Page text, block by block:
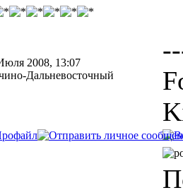
2008, 13:07
Дальневосточный